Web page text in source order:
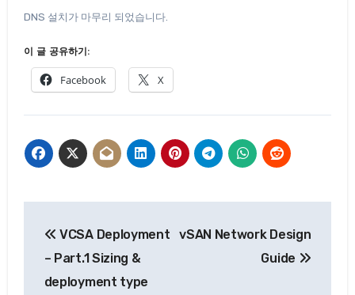
DNS 설치가 마무리 되었습니다.
이 글 공유하기:
Facebook X
색
VCSA Deployment
– Part.1 Sizing &
deployment type
vSAN Network Design
Guide